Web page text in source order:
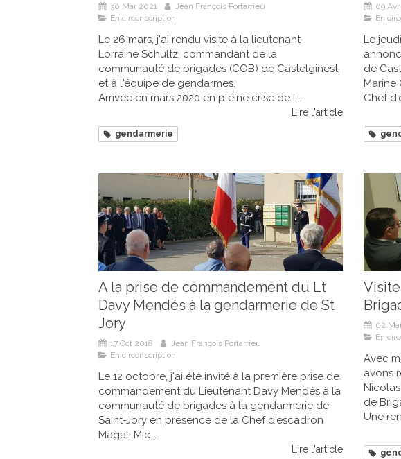
30 Mar 2021
Jean François Portarrieu
En circonscription
Le 26 mars, j'ai rendu visite à la lieutenant
Lorraine Schultz, commandant de la
communauté de brigades (COB) de Castelginest,
et à l'équipe de gendarmes.
Arrivée en mars 2020 en pleine crise de l...
Lire l'article
gendarmerie
09
En
Le
de
Marine
Chef
A la prise de commandement du Lt
Davy Mendés à la gendarmerie de St
Jory
17 Oct 2018
Jean François Portarrieu
En circonscription
Le 12 octobre, j'ai été invité à la première prise de
commandement du Lieutenant Davy Mendés à la
communauté de brigades à la gendarmerie de
Saint-Jory en présence de la Chef d'escadron
Magali Mic...
Lire l'article
02
En
Avec
avons
de
Une